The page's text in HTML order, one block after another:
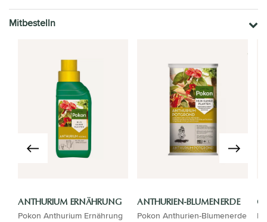
Mitbestelln
ANTHURIUM ERNÄHRUNG
Pokon Anthurium Ernährung
ANTHURIEN-BLUMENERDE
Pokon Anthurien-Blumenerde